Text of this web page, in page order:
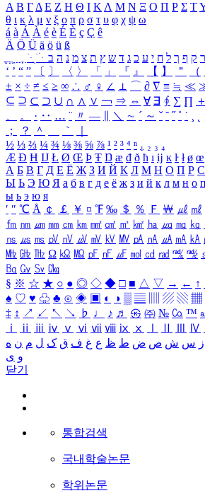
Α Β ΓΔ Ε Ζ Η Θ Ι ΚΛ Μ Ν Ξ Ο Π Ρ Σ Τ
θ ι κ λ μ ν ξ ο π ρ σ τ υ φ χ ψ ω
á à Á À é è É È ç Ç ê
Ä Ö Ü ä ö ü ß
ִֶֹ ֻּ ׁׂ ר ק ף ך ל ח י ע כ ג ד ש ץ ת צ מ נ ה ב
‘ ’ “ ” 〔 〕 〈 〉 「 」 『 』 【 】 ＂ （
± × ÷ ≠ ≤ ≥ ∞ ∴ ♂ ♀ ∠ ⊥ ⌒ ∂ ∇ ≡ ≒ ≪
⊆ ⊇ ⊂ ⊃ ∪ ∩ ∧ ∨ ￢ ⇒ ⇔ ∀ ∃ ∮ ∑ ∏ ＋
、
。 · ‥ … ¨ 〃 ― ＼ ∼ ´ ～ ˇ ˘ ˝ ˚ ˙ ¸
；
？ ＾ ｀
½ ⅓ ⅔ ¼ ¾ ⅛ ⅜ ⅝ ⅞ ¹ ² ³ ⁴ ⁿ ₁ ₂ ₃ ₄
Æ Ð Ħ Ĳ Ł Ø Œ Þ Ŧ Ŋ æ đ ð ħ ı ĳ ĸ ŀ ł ø œ
А Б В Г Д Е Ё Ж З И Й К Л М Н О П Р С
Ы Ь Э Ю Я а б в г д е ё ж з и й к л м н о п
ы ь э ю я
′ ″ ℃ Å ￠ ￡ ￥ ¤ ℉ ‰ ＄ ％ Ｆ ￦ ㎕ ㎖
㎙ ㎚ ㎛ ㎜ ㎝ ㎞ ㎟ ㎠ ㎡ ㎢ ㏊ ㎍ ㎎ ㎏
㎱ ㎲ ㎳ ㎴ ㎵ ㎶ ㎷ ㎸ ㎹ ㎀ ㎁ ㎂ ㎃ ㎄
㎒ ㎓ ㎔ Ω ㏀ ㏁ ㎊ ㎋ ㎌ ㏖ ㏅ ㎭ ㎮ ㎯
㏃ ㏉ ㏜ ㏆
§ ※ ☆ ★ ○ ● ◎ ◇ ◆ □ ■ △ ▽ → ← ↑
♠ ♡ ♥ ♧ ♣ ⊙ ◈ ▣ ◐ ◑ ▒ ▤ ▨ ▧ ▦
‡ ↕ ↗ ↙ ↖ ↘ ♭ ♩ ♪ ♬ ㉿ ㈜ № ㏇ ™
ⅰ
ⅱ ⅲ ⅳ ⅴ ⅵ ⅶ ⅷ ⅸ ⅹ Ⅳ
ز س ش ص ض ط ظ ع غ ف ق ک ل م ن ه
و ی
닫기
통합검색
국내학술논문
학위논문